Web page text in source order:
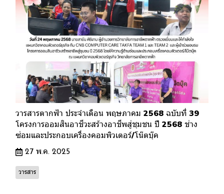
วารสารตากฟ้า ประจำเดือน พฤษภาคม 2568 ฉบับที่ 39
โครงการออมสินอาชีวะสร้างอาชีพสู่ชุมชน ปี 2568 ช่าง
ซ่อมและประกอบเครื่องคอมพิวเตอร์/โน๊ตบุ๊ค
27 พ.ค. 2025
วารสาร